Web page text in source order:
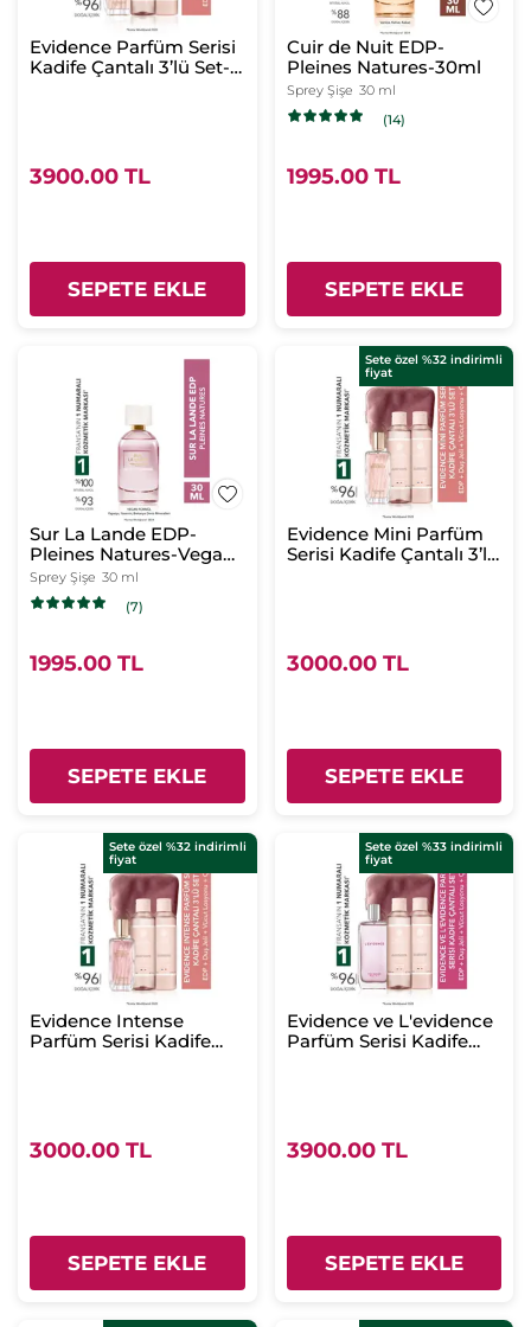
Evidence Parfüm Serisi
Kadife Çantalı 3’lü Set-
3900.00 TL
SEPETE EKLE
Cuir de Nuit EDP-
Pleines Natures-30ml
Sprey Şişe 30 ml
(14)
1995.00 TL
SEPETE EKLE
Sur La Lande EDP-
Pleines Natures-Vegan-
30ml
Sprey Şişe 30 ml
(7)
1995.00 TL
SEPETE EKLE
Sete özel %32 indirimli
fiyat
Evidence Mini Parfüm
Serisi Kadife Çantalı 3’lü
3000.00 TL
SEPETE EKLE
Sete özel %32 indirimli
fiyat
Evidence Intense
Parfüm Serisi Kadife
3000.00 TL
SEPETE EKLE
Sete özel %33 indirimli
fiyat
Evidence ve L'evidence
Parfüm Serisi Kadife
3900.00 TL
SEPETE EKLE